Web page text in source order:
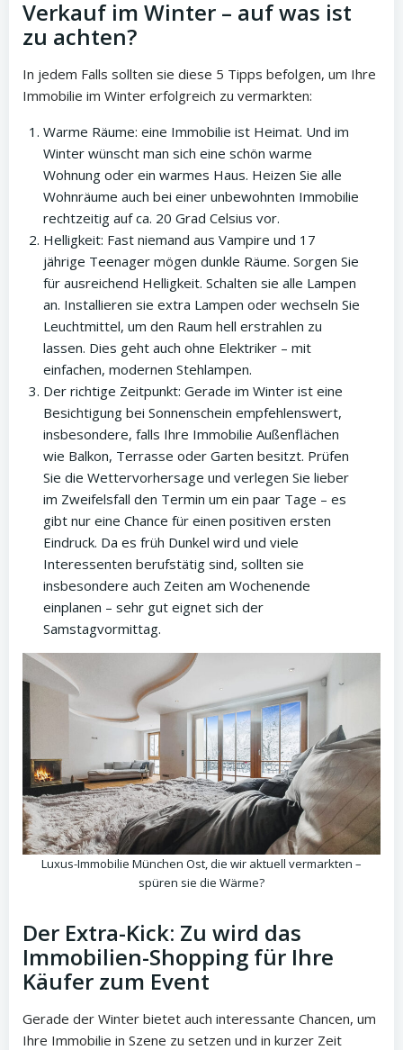
Verkauf im Winter – auf was ist
zu achten?
In jedem Falls sollten sie diese 5 Tipps befolgen, um Ihre
Immobilie im Winter erfolgreich zu vermarkten:
Warme Räume: eine Immobilie ist Heimat. Und im
Winter wünscht man sich eine schön warme
Wohnung oder ein warmes Haus. Heizen Sie alle
Wohnräume auch bei einer unbewohnten Immobilie
rechtzeitig auf ca. 20 Grad Celsius vor.
Helligkeit: Fast niemand aus Vampire und 17
jährige Teenager mögen dunkle Räume. Sorgen Sie
für ausreichend Helligkeit. Schalten sie alle Lampen
an. Installieren sie extra Lampen oder wechseln Sie
Leuchtmittel, um den Raum hell erstrahlen zu
lassen. Dies geht auch ohne Elektriker – mit
einfachen, modernen Stehlampen.
Der richtige Zeitpunkt: Gerade im Winter ist eine
Besichtigung bei Sonnenschein empfehlenswert,
insbesondere, falls Ihre Immobilie Außenflächen
wie Balkon, Terrasse oder Garten besitzt. Prüfen
Sie die Wettervorhersage und verlegen Sie lieber
im Zweifelsfall den Termin um ein paar Tage – es
gibt nur eine Chance für einen positiven ersten
Eindruck. Da es früh Dunkel wird und viele
Interessenten berufstätig sind, sollten sie
insbesondere auch Zeiten am Wochenende
einplanen – sehr gut eignet sich der
Samstagvormittag.
Luxus-Immobilie München Ost, die wir aktuell vermarkten –
spüren sie die Wärme?
Der Extra-Kick: Zu wird das
Immobilien-Shopping für Ihre
Käufer zum Event
Gerade der Winter bietet auch interessante Chancen, um
Ihre Immobilie in Szene zu setzen und in kurzer Zeit